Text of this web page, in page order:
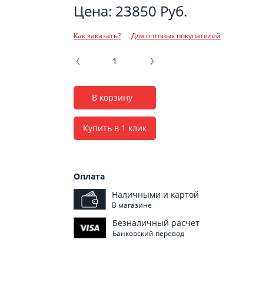
Цена: 23850 Руб.
Как заказать? Для оптовых покупателей
В корзину
Купить в 1 клик
Оплата
Наличными и картой
В магазине
Безналичный расчет
Банковский перевод